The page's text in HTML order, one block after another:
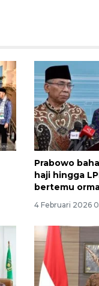
Prabowo
haji hingga
bertemu
4 Februari 2026